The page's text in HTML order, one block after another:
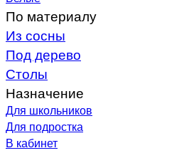
По материалу
Из сосны
Под дерево
Столы
Назначение
Для школьников
Для подростка
В кабинет